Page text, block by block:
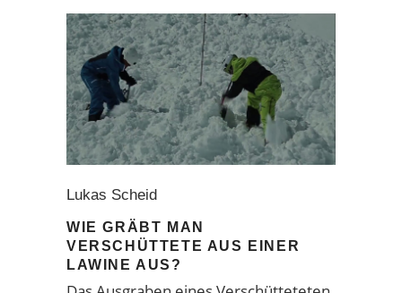
Lukas Scheid
WIE GRÄBT MAN
VERSCHÜTTETE AUS EINER
LAWINE AUS?